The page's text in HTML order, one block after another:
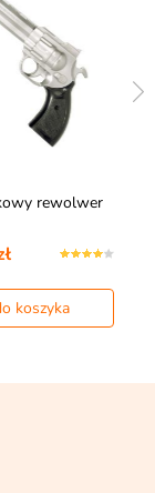
rewolwer
koszyka